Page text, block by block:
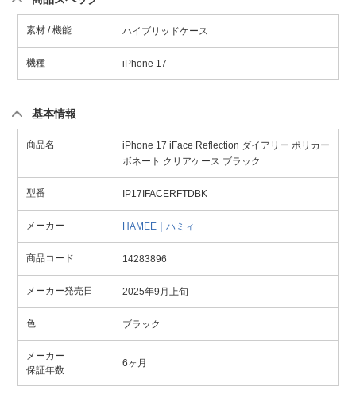
素材 / 機能 ハイブリッドケース
機種 iPhone 17
基本情報
商品名
iPhone 17 iFace Reflection ダイアリー ポリカー
ボネート クリアケース ブラック
型番 IP17IFACERFTDBK
メーカー HAMEE｜ハミィ
商品コード 14283896
メーカー発売日 2025年9月上旬
色 ブラック
メーカー
保証年数
6ヶ月